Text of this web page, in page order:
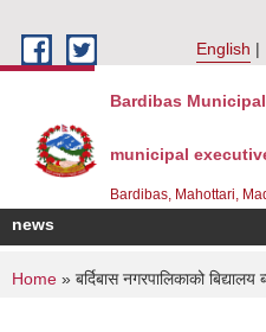
English
Bardibas
municipal
Bardibas, Mahottari,
news
You are here
Home » बर्दिबास नगरपालिकाको